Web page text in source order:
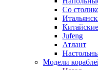
Со
Китайские
Jufeng
Атлант
Модели